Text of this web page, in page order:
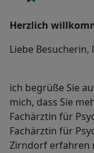
Herzlich
Liebe Besucherin,
ich begrüße Sie
mich, dass Sie
Fachärztin für
Fachärztin für
Zirndorf erfahren